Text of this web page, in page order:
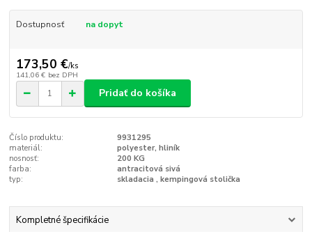
Dostupnosť na dopyt
173,50 €/ks
141,06 € bez DPH
Pridať do košíka
Číslo produktu:
9931295
materiál:
polyester, hliník
nosnosť:
200 KG
farba:
antracitová sivá
typ:
skladacia , kempingová stolička
Kompletné špecifikácie